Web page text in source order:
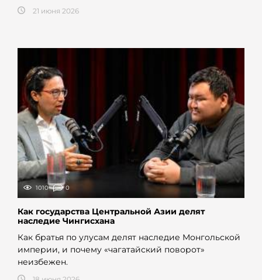
21 июня 2026
1010 0
Как государства Центральной Азии делят
наследие Чингисхана
Как братья по улусам делят наследие Монгольской
империи, и почему «чагатайский поворот»
неизбежен.